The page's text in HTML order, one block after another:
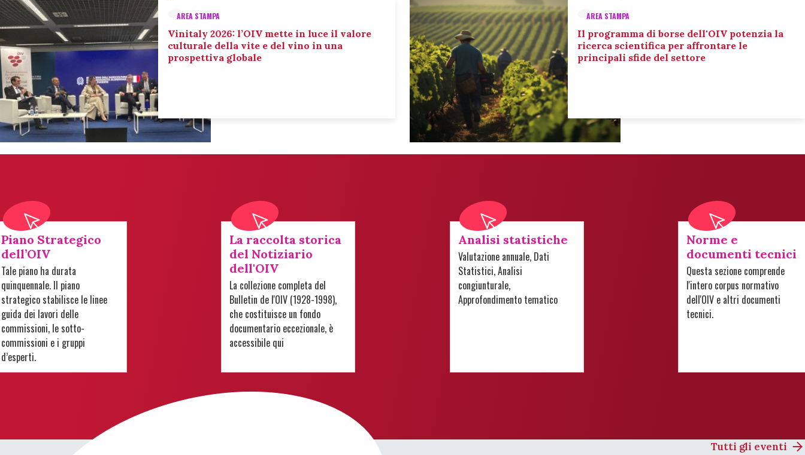
AREA STAMPA
Vinitaly 2026: l’OIV mette in luce il valore
culturale della vite e del vino in una
prospettiva globale
AREA STAMPA
Il programma di borse dell'OIV potenzia la
ricerca scientifica per affrontare le
principali sfide del settore
Piano Strategico
dell’OIV
Tale piano ha durata
quinquennale. Il piano
strategico stabilisce le linee
guida dei lavori delle
commissioni, le sotto-
commissioni e i gruppi
d’esperti.
La raccolta storica
del Notiziario
dell'OIV
La collezione completa del
Bulletin de l'OIV (1928-1998),
che costituisce un fondo
documentario eccezionale, è
accessibile qui
Analisi statistiche
Valutazione annuale, Dati
Statistici, Analisi
congiunturale,
Approfondimento tematico
Norme e
documenti tecnici
Questa sezione comprende
l'intero corpus normativo
dell'OIV e altri documenti
tecnici.
Tutti gli eventi